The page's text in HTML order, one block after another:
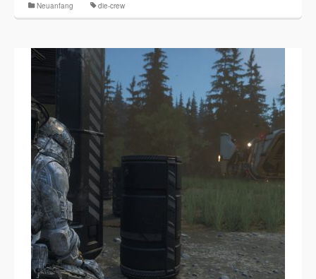
Neuanfang die-crew